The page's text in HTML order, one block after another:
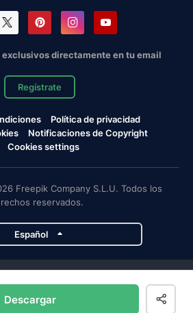
Descargar
directamente en tu email
Regístrate
Política de privacidad
Notificaciones de Copyright
Cookies settings
Freepik Company S.L.U. Todos los
reservados.
Español
Flaticon